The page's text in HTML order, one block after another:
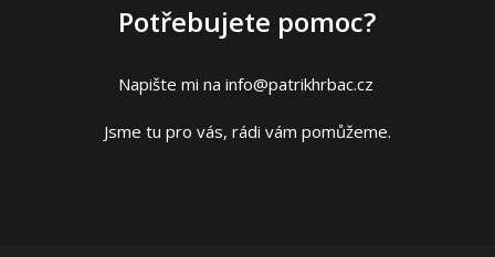
Potřebujete pomoc?
Napište mi na info@patrikhrbac.cz
Jsme tu pro vás, rádi vám pomůžeme.